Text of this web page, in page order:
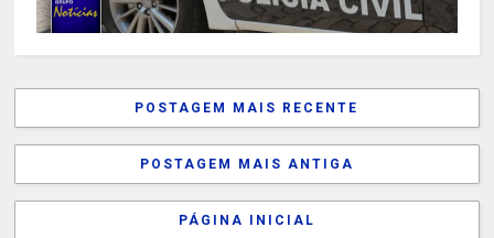
POSTAGEM MAIS RECENTE
POSTAGEM MAIS ANTIGA
PÁGINA INICIAL